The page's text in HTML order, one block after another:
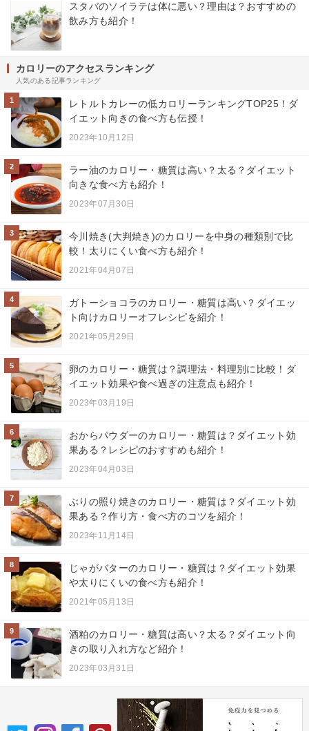
スタバのソイラテは体に悪い？理由は？おすすめの
飲み方も紹介！
カロリーのアクセスランキング
人気のある記事ランキング
1
レトルトカレーの低カロリーランキングTOP25！ダ
イエット向きの食べ方も伝授！
2023年10月12日
2
ラー油のカロリー・糖質は高い？太る？ダイエット
向きな食べ方も紹介！
2023年07月30日
3
今川焼き(大判焼き)のカロリーを中身の種類別で比
較！太りにくい食べ方も紹介！
2021年04月07日
4
ガトーショコラのカロリー・糖質は高い？ダイエッ
ト向けカロリーオフレシピを紹介！
2021年05月29日
5
卵のカロリー・糖質は？調理法・料理別に比較！ダ
イエット効果や食べ過ぎの注意点も紹介！
2023年03月19日
6
おからパウダーのカロリー・糖質は？ダイエット効
果ある？レシピのおすすめも紹介！
2023年04月03日
7
ぶりの照り焼きのカロリー・糖質は？ダイエット効
果ある？作り方・食べ方のコツを紹介！
2023年11月14日
8
じゃがバターのカロリー・糖質は？ダイエット効果
や太りにくいの食べ方も紹介！
2021年05月13日
9
酒粕のカロリー・糖質は高い？太る？ダイエット向
きの取り入れ方など紹介！
2023年03月31日